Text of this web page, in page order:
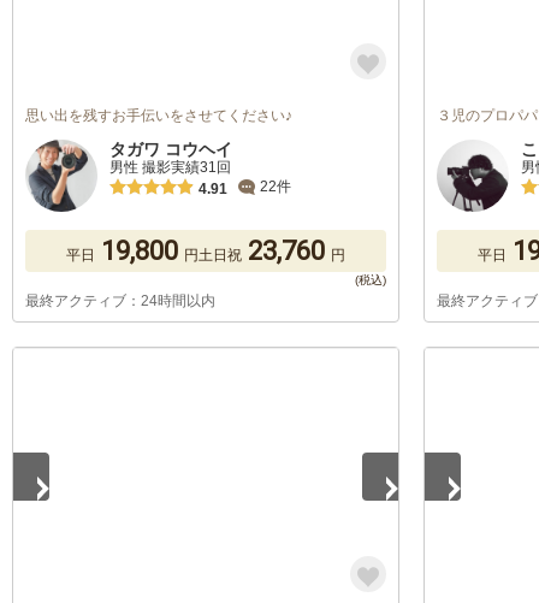
思い出を残すお手伝いをさせてください♪
タガワ コウヘイ
男性 撮影実績31回
4.91
22件
平日 19,800 円土日祝 23,760 円
最終アクティブ：24時間以内
３児のプロパ
平日
最終アクティ